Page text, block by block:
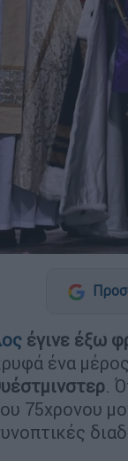
έγινε έξω
ένα
.
75χρονου